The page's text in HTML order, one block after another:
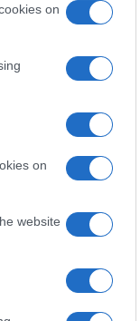
on
on
website